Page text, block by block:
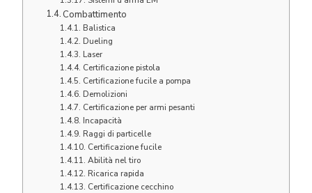
Combattimento
Balistica
Dueling
Laser
Certificazione pistola
Certificazione fucile a pompa
Demolizioni
Certificazione per armi pesanti
Incapacità
Raggi di particelle
Certificazione fucile
Abilità nel tiro
Ricarica rapida
Certificazione cecchino